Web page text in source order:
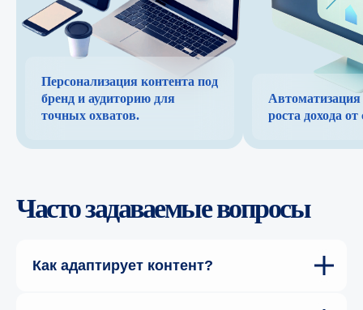
Персонализация контента под
бренд и аудиторию для
точных охватов.
роста дохода от
Часто задаваемые вопросы
Как адаптирует контент?